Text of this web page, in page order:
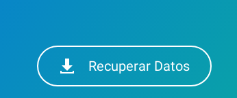
Recuperar Datos